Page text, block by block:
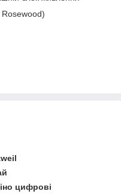
Rosewood)
цифрові